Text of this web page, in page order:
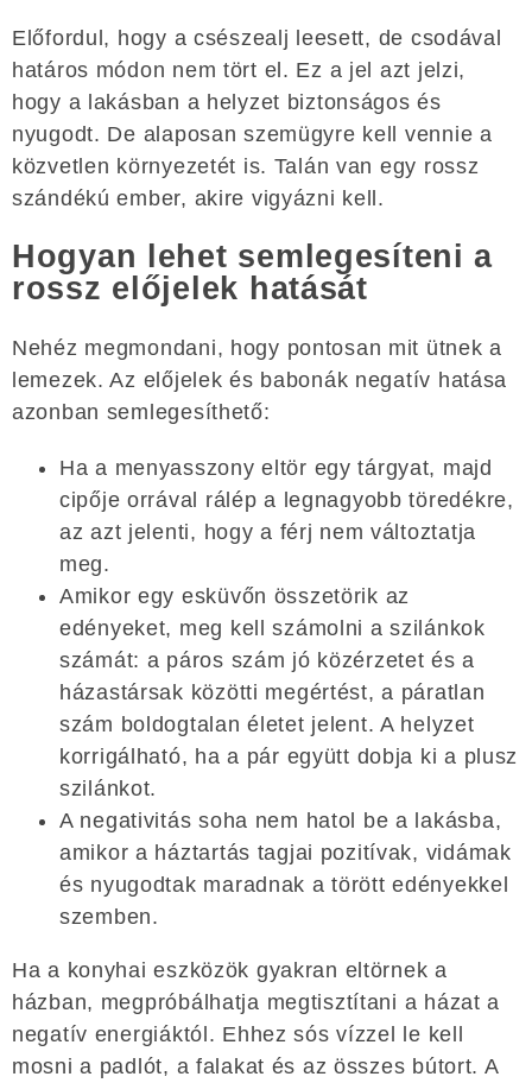
Előfordul, hogy a csészealj leesett, de csodával
határos módon nem tört el. Ez a jel azt jelzi,
hogy a lakásban a helyzet biztonságos és
nyugodt. De alaposan szemügyre kell vennie a
közvetlen környezetét is. Talán van egy rossz
szándékú ember, akire vigyázni kell.
Hogyan lehet semlegesíteni a
rossz előjelek hatását
Nehéz megmondani, hogy pontosan mit ütnek a
lemezek. Az előjelek és babonák negatív hatása
azonban semlegesíthető:
Ha a menyasszony eltör egy tárgyat, majd
cipője orrával rálép a legnagyobb töredékre,
az azt jelenti, hogy a férj nem változtatja
meg.
Amikor egy esküvőn összetörik az
edényeket, meg kell számolni a szilánkok
számát: a páros szám jó közérzetet és a
házastársak közötti megértést, a páratlan
szám boldogtalan életet jelent. A helyzet
korrigálható, ha a pár együtt dobja ki a plusz
szilánkot.
A negativitás soha nem hatol be a lakásba,
amikor a háztartás tagjai pozitívak, vidámak
és nyugodtak maradnak a törött edényekkel
szemben.
Ha a konyhai eszközök gyakran eltörnek a
házban, megpróbálhatja megtisztítani a házat a
negatív energiáktól. Ehhez sós vízzel le kell
mosni a padlót, a falakat és az összes bútort. A